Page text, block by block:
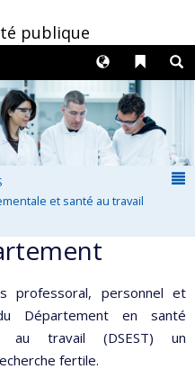
publique
Liens
Langues
et santé au travail
professoral, personnel et
Département en santé
au travail (DSEST) un
fertile.